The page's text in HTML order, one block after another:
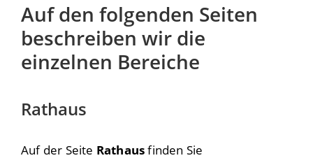
Auf den folgenden Seiten
beschreiben wir die
einzelnen Bereiche
Rathaus
Auf der Seite Rathausfinden Sie